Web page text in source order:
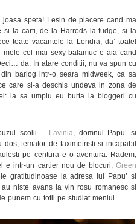
speta! Lesin de placere cand ma
si la carti, de la Harrods la fudge, si la
toate vacantele la Londra, da’ toate!
cel mai sexy balamuc e aia cand
da. In atare conditii, nu va spun cu
barlog intr-o seara midweek, ca sa
care si-a deschis undeva in zona de
ia sa umplu eu burta la bloggeri cu
scolii – Lavinia , domnul Papu’ si
temator de taximetristi si incapabil
pe centura e o aventura. Radem,
e intr-un cartier nou de blocuri, Green
gratitudinoase la adresa lui Papu’ si
au niste avans la vin rosu romanesc si
punem cu totii pe studiat meniul.